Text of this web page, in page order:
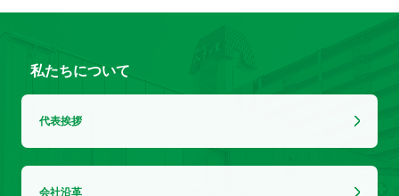
私たちについて
代表挨拶
会社沿革